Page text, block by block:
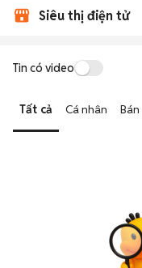
Siêu thị điện tử
Tin có video
Tất cả Cá nhân